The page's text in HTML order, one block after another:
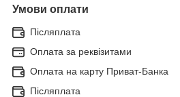
Умови оплати
Післяплата
Оплата за реквізитами
Оплата на карту Приват-Банка
Післяплата